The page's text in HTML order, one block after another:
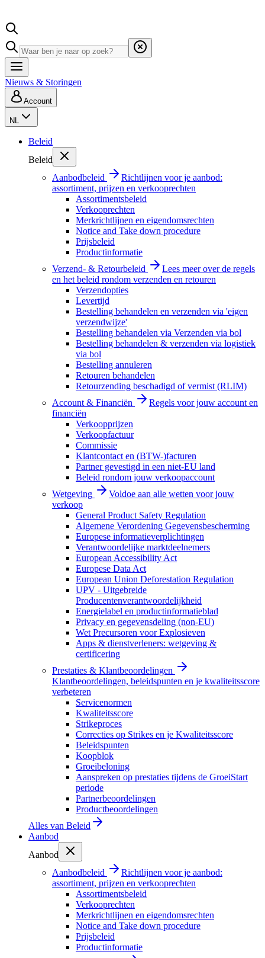
Nieuws & Storingen
Account
NL
Beleid
Beleid
Aanbodbeleid
Richtlijnen voor je aanbod:
assortiment, prijzen en verkooprechten
Assortimentsbeleid
Verkooprechten
Merkrichtlijnen en eigendomsrechten
Notice and Take down procedure
Prijsbeleid
Productinformatie
Verzend- & Retourbeleid
Lees meer over de regels
en het beleid rondom verzenden en retouren
Verzendopties
Levertijd
Bestelling behandelen en verzenden via 'eigen
verzendwijze'
Bestelling behandelen via Verzenden via bol
Bestelling behandelen & verzenden via logistiek
via bol
Bestelling annuleren
Retouren behandelen
Retourzending beschadigd of vermist (RLIM)
Account & Financiën
Regels voor jouw account en
financiën
Verkoopprijzen
Verkoopfactuur
Commissie
Klantcontact en (BTW-)facturen
Partner gevestigd in een niet-EU land
Beleid rondom jouw verkoopaccount
Wetgeving
Voldoe aan alle wetten voor jouw
verkoop
General Product Safety Regulation
Algemene Verordening Gegevensbescherming
Europese informatieverplichtingen
Verantwoordelijke marktdeelnemers
European Accessibility Act
Europese Data Act
European Union Deforestation Regulation
UPV - Uitgebreide
Producentenverantwoordelijkheid
Energielabel en productinformatieblad
Privacy en gegevensdeling (non-EU)
Wet Precursoren voor Explosieven
Apps & dienstverleners: wetgeving &
certificering
Prestaties & Klantbeoordelingen
Klantbeoordelingen, beleidspunten en je kwaliteitsscore
verbeteren
Servicenormen
Kwaliteitsscore
Strikeproces
Correcties op Strikes en je Kwaliteitsscore
Beleidspunten
Koopblok
Groeibeloning
Aanspreken op prestaties tijdens de GroeiStart
periode
Partnerbeoordelingen
Productbeoordelingen
Alles van Beleid
Aanbod
Aanbod
Aanbodbeleid
Richtlijnen voor je aanbod:
assortiment, prijzen en verkooprechten
Assortimentsbeleid
Verkooprechten
Merkrichtlijnen en eigendomsrechten
Notice and Take down procedure
Prijsbeleid
Productinformatie